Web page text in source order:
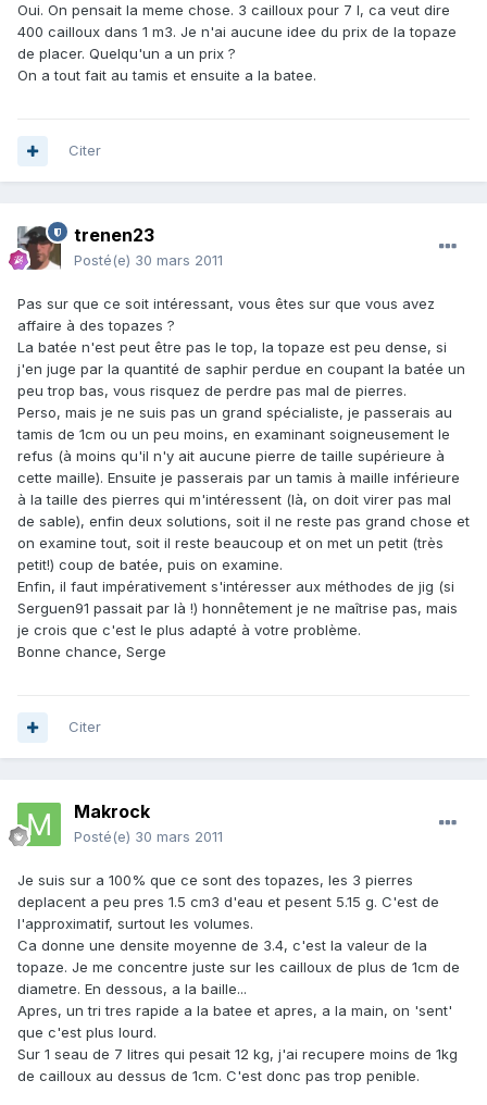
Oui. On pensait la meme chose. 3 cailloux pour 7 l, ca veut dire
400 cailloux dans 1 m3. Je n'ai aucune idee du prix de la topaze
de placer. Quelqu'un a un prix ?
On a tout fait au tamis et ensuite a la batee.
Citer
trenen23
Posté(e) 30 mars 2011
Pas sur que ce soit intéressant, vous êtes sur que vous avez
affaire à des topazes ?
La batée n'est peut être pas le top, la topaze est peu dense, si
j'en juge par la quantité de saphir perdue en coupant la batée un
peu trop bas, vous risquez de perdre pas mal de pierres.
Perso, mais je ne suis pas un grand spécialiste, je passerais au
tamis de 1cm ou un peu moins, en examinant soigneusement le
refus (à moins qu'il n'y ait aucune pierre de taille supérieure à
cette maille). Ensuite je passerais par un tamis à maille inférieure
à la taille des pierres qui m'intéressent (là, on doit virer pas mal
de sable), enfin deux solutions, soit il ne reste pas grand chose et
on examine tout, soit il reste beaucoup et on met un petit (très
petit!) coup de batée, puis on examine.
Enfin, il faut impérativement s'intéresser aux méthodes de jig (si
Serguen91 passait par là !) honnêtement je ne maîtrise pas, mais
je crois que c'est le plus adapté à votre problème.
Bonne chance, Serge
Citer
Makrock
Posté(e) 30 mars 2011
Je suis sur a 100% que ce sont des topazes, les 3 pierres
deplacent a peu pres 1.5 cm3 d'eau et pesent 5.15 g. C'est de
l'approximatif, surtout les volumes.
Ca donne une densite moyenne de 3.4, c'est la valeur de la
topaze. Je me concentre juste sur les cailloux de plus de 1cm de
diametre. En dessous, a la baille...
Apres, un tri tres rapide a la batee et apres, a la main, on 'sent'
que c'est plus lourd.
Sur 1 seau de 7 litres qui pesait 12 kg, j'ai recupere moins de 1kg
de cailloux au dessus de 1cm. C'est donc pas trop penible.